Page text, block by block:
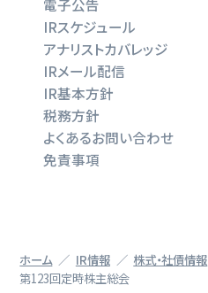
電子公告
IRスケジュール
アナリストカバレッジ
IRメール配信
IR基本方針
税務方針
よくあるお問い合わせ
免責事項
ホーム IR情報 株式・社債情報
第123回定時株主総会